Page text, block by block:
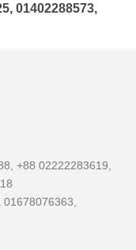
01402288573,
+88 02222283619,